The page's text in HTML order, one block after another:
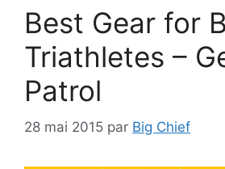
Best Gear for
Triathletes –
Patrol
28 mai 2015 par Big Chief